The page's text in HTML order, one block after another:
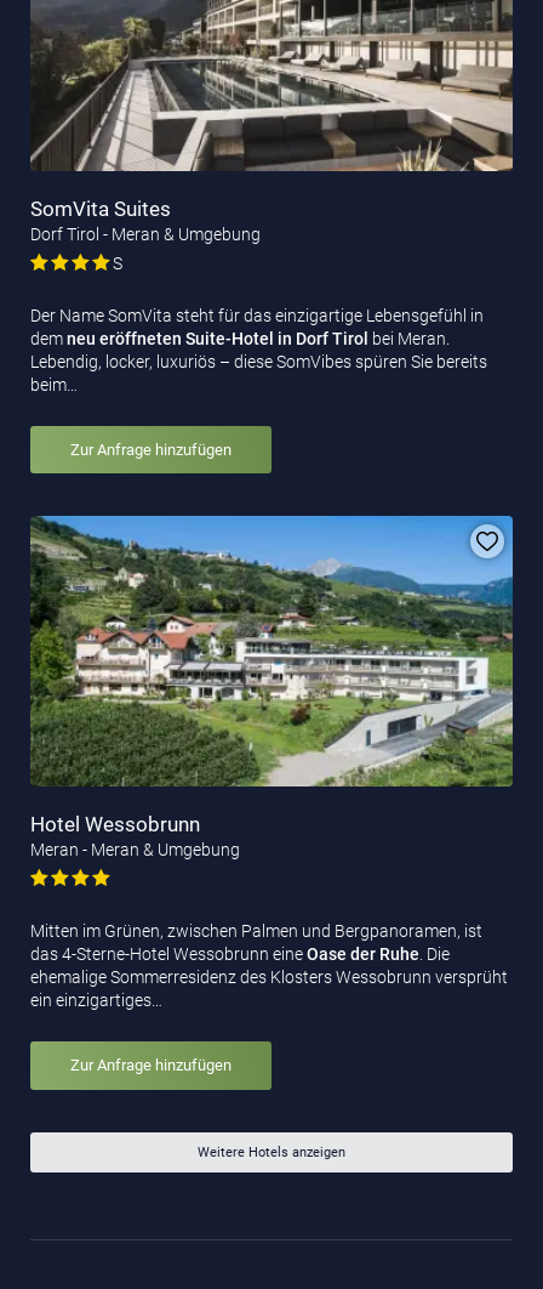
SomVita Suites
Dorf Tirol - Meran & Umgebung
S
Der Name SomVita steht für das einzigartige Lebensgefühl in
demneu eröffneten Suite-Hotel in Dorf Tirol bei Meran.
Lebendig, locker, luxuriös – diese SomVibes spüren Sie bereits
beim…
Zur Anfrage hinzufügen
Hotel Wessobrunn
Meran - Meran & Umgebung
Mitten im Grünen, zwischen Palmen und Bergpanoramen, ist
das 4-Sterne-Hotel Wessobrunn eineOase der Ruhe. Die
ehemalige Sommerresidenz des Klosters Wessobrunn versprüht
ein einzigartiges…
Zur Anfrage hinzufügen
Weitere Hotels anzeigen